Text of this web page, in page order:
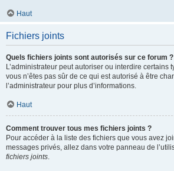
Haut
Fichiers joints
Quels fichiers joints sont autorisés sur ce forum ?
L’administrateur peut autoriser ou interdire certains
vous n’êtes pas sûr de ce qui est autorisé à être
l’administrateur pour plus d’informations.
Haut
Comment trouver tous mes fichiers joints ?
Pour accéder à la liste des fichiers que vous avez
messages privés, allez dans votre panneau de
fichiers joints.